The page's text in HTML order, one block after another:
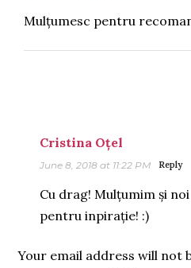
Mulțumesc pentru
Cristina Oțel
June 8, 2018 at 11:22 PM Reply
Cu drag! Mulțumim și noi
pentru inpirație! :)
Your email address will not